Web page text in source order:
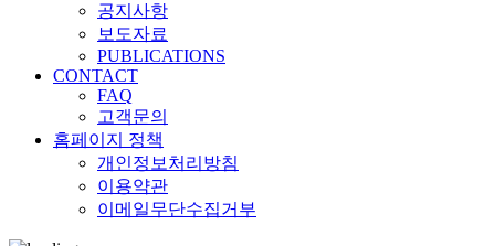
공지사항
보도자료
PUBLICATIONS
CONTACT
FAQ
고객문의
홈페이지 정책
개인정보처리방침
이용약관
이메일무단수집거부